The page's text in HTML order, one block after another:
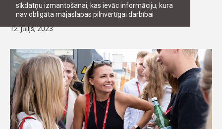
sīkdatņu izmantošanai, kas ievāc informāciju, kura
nav obligāta mājaslapas pilnvērtīgai darbībai
Juridiskajā augstskolā!
12. jūlijs, 2023